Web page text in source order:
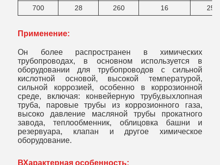
700
28 260 16 25
Применение:
Он более распространен в химических
трубопроводах, в основном используется в
оборудовании для трубопроводов с сильной
кислотной основой, высокой температурой,
сильной коррозией, особенно в коррозионной
среде, включая: конвейерную трубу,выхлопная
труба, паровые трубы из коррозионного газа,
высоко давление масляной трубы прокатного
завода, теплообменник, облицовка башни и
резервуара, клапан и другое химическое
оборудование.
ВХарактерная особенность: